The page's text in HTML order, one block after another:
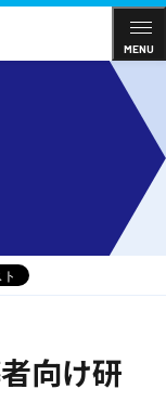
MENU
向け研